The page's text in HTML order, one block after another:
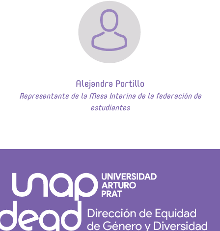
Alejandra Portillo
Representante de la Mesa Interina de la federación de
estudiantes